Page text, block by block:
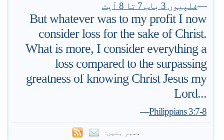
—فلپیوں 3 باب 7 تا 8 آیت
But whatever was to my profit I now
consider loss for the sake of Christ.
What is more, I consider everything a
loss compared to the surpassing
greatness of knowing Christ Jesus my
Lord...
—Philippians 3:7-8
ممبر بنیں: